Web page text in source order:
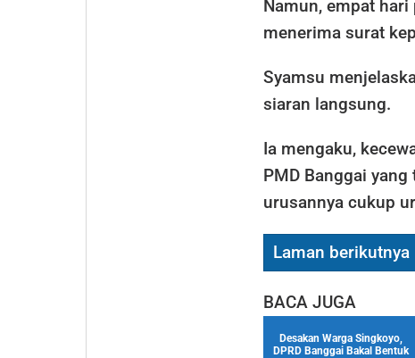
Namun, empat
menerima surat
Syamsu
siaran langsung.
Ia mengaku,
PMD Banggai
urusannya cukup
Laman berikutnya
BACA JUGA
Desakan Warga Singkoyo,
DPRD Banggai Bakal Bentuk